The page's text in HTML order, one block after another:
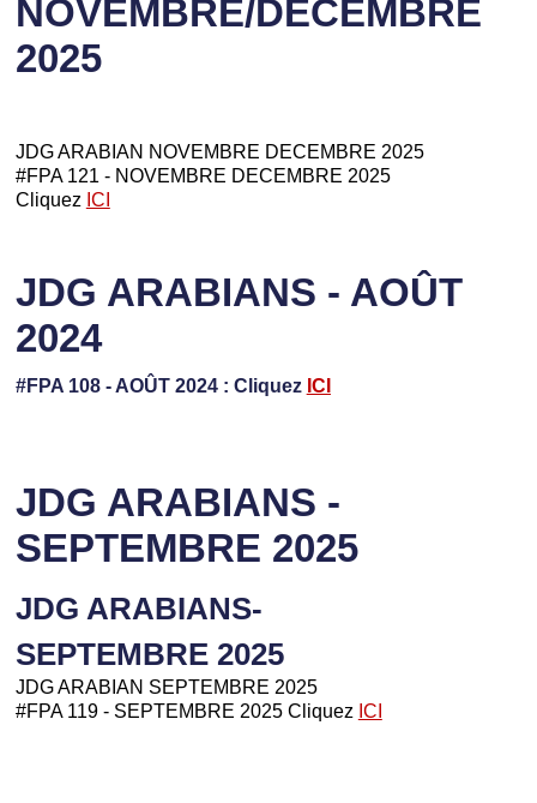
NOVEMBRE/DECEMBRE
2025
JDG ARABIAN NOVEMBRE DECEMBRE 2025
#FPA 121 - NOVEMBRE DECEMBRE 2025
Cliquez ICI
JDG ARABIANS - AOÛT
2024
#FPA 108 - AOÛT 2024 : Cliquez ICI
JDG ARABIANS -
SEPTEMBRE 2025
JDG ARABIANS-
SEPTEMBRE 2025
JDG ARABIAN SEPTEMBRE 2025
#FPA 119 - SEPTEMBRE 2025 Cliquez ICI